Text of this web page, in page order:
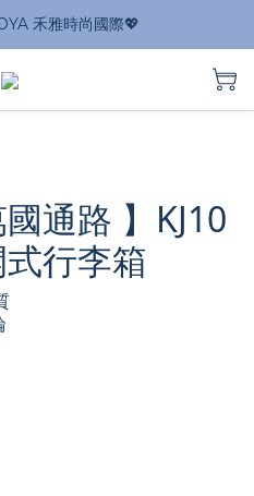
禾雅時尚國際💖
通路 】KJ10
行李箱